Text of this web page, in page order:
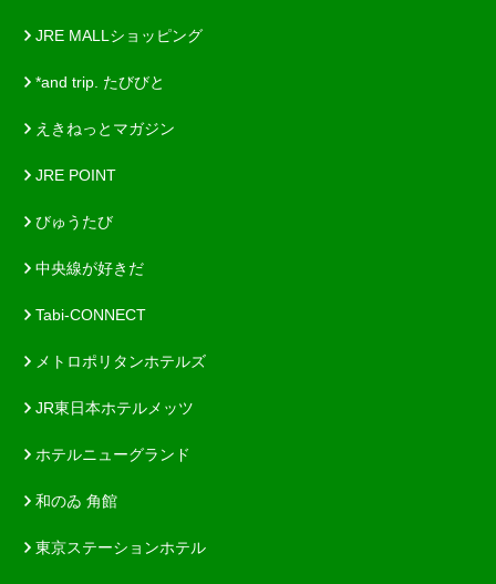
JRE MALLショッピング
*and trip. たびびと
えきねっとマガジン
JRE POINT
びゅうたび
中央線が好きだ
Tabi-CONNECT
メトロポリタンホテルズ
JR東日本ホテルメッツ
ホテルニューグランド
和のゐ 角館
東京ステーションホテル